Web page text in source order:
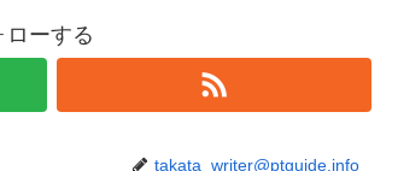
ーする
takata_writer@ptguide.info